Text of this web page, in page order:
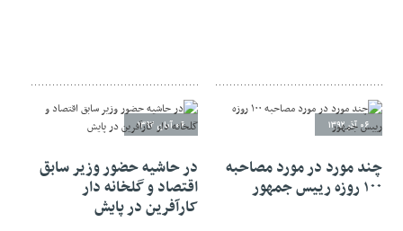
۰۶ آذر ۱۳۹۲
چند مورد در مورد مصاحبه
۱۰۰ روزه رییس جمهور
۰۶ آبان ۱۳۹۲
در حاشیه حضور وزیر سابق
اقتصاد و گلخانه دار
کارآفرین در پایش